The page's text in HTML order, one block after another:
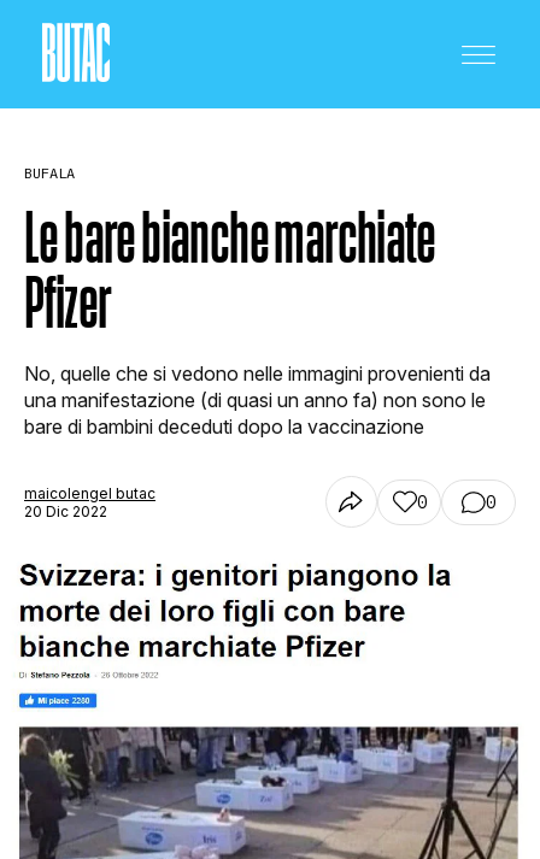
CRONACA E POLITICA
SCIENZA E TECNOLOGIA
SALUTE E MEDICINA
STORIA E CITAZIONI
INTRATTENIMENTO
COMPLOTTI, LEGGENDE URBANE ED
EVERGREEN
BUFALA
Le bare bianche marchiate
Pfizer
No, quelle che si vedono nelle immagini provenienti da
una manifestazione (di quasi un anno fa) non sono le
bare di bambini deceduti dopo la vaccinazione
maicolengel butac
20 Dic 2022
0 0